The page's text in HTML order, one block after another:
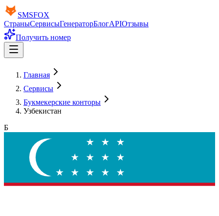
SMSFOX
СтраныСервисыГенераторБлогAPIОтзывы
Получить номер
Главная
Сервисы
Букмекерские конторы
Узбекистан
Б